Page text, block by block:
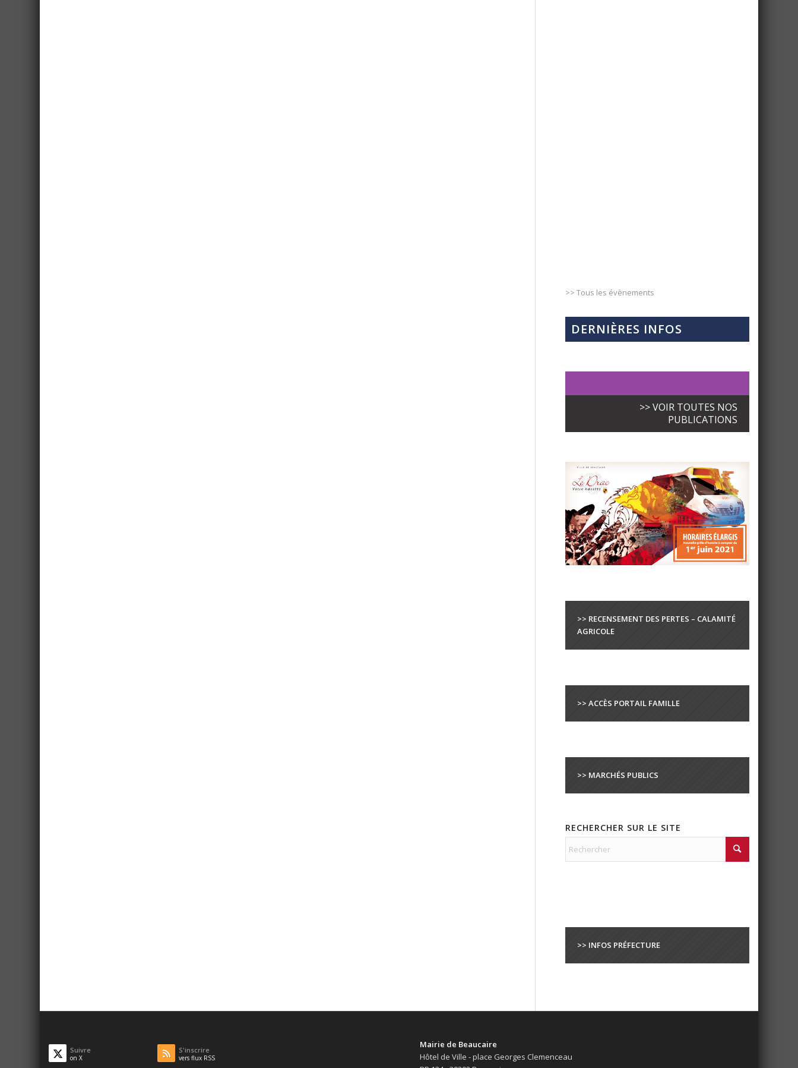
>> Tous les évènements
DERNIÈRES INFOS
>> VOIR TOUTES NOS
PUBLICATIONS
>> RECENSEMENT DES PERTES – CALAMITÉ
AGRICOLE
>> ACCÈS PORTAIL FAMILLE
>> MARCHÉS PUBLICS
RECHERCHER SUR LE SITE
>> INFOS PRÉFECTURE
Suivre
on X
S'inscrire
vers flux RSS
Mairie de Beaucaire
Hôtel de Ville - place Georges Clemenceau